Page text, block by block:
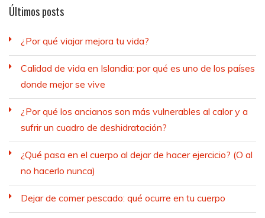
Últimos posts
¿Por qué viajar mejora tu vida?
Calidad de vida en Islandia: por qué es uno de los países
donde mejor se vive
¿Por qué los ancianos son más vulnerables al calor y a
sufrir un cuadro de deshidratación?
¿Qué pasa en el cuerpo al dejar de hacer ejercicio? (O al
no hacerlo nunca)
Dejar de comer pescado: qué ocurre en tu cuerpo